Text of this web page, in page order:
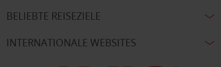
BELIEBTE REISEZIELE
INTERNATIONALE WEBSITES